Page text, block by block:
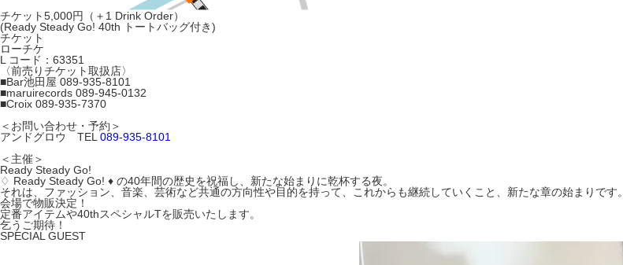
チケット5,000円
（＋1 Drink Order）
(Ready Steady Go! 40th トートバッグ付き)
チケット
ローチケ
L コード： 63351
〈前売りチケット取扱店〉
■Bar池田屋 089-935-8101
■maruirecords 089-945-0132
■Croix 089-935-7370
＜お問い合わせ・予約＞
アンドグロウ TEL 089-935-8101
＜主催＞
Ready Steady Go!
♢ Ready Steady Go! ♦ の40年間の歴史を祝福し、新たな始まりに乾杯する夜。
それは、ファッション、音楽、芸術など共通の方向性や目的を持って、これからも継続していくこと、新たな章の始まりです。
会場で物販決定！
定番アイテムや40thスペシャルTを販売いたします。
乞うご期待！
SPECIAL GUEST